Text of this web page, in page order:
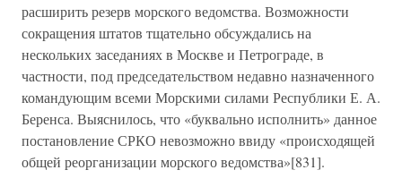
расширить резерв морского ведомства. Возможности
сокращения штатов тщательно обсуждались на
нескольких заседаниях в Москве и Петрограде, в
частности, под председательством недавно назначенного
командующим всеми Морскими силами Республики Е. А.
Беренса. Выяснилось, что «буквально исполнить» данное
постановление СРКО невозможно ввиду «происходящей
общей реорганизации морского ведомства»[831].